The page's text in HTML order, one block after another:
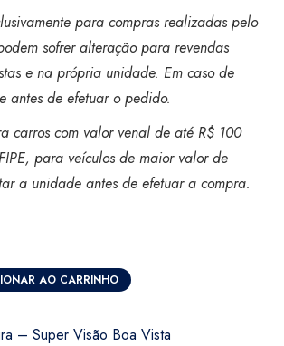
para compras realizadas pelo
sofrer alteração para revendas
e na própria unidade. Em caso de
antes de efetuar o pedido.
carros com valor venal de até R$ 100
para veículos de maior valor de
a unidade antes de efetuar a compra.
AO CARRINHO
– Super Visão Boa Vista